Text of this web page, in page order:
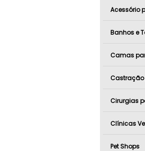
Acessório
Banhos e
Camas
Cirurgias
Clínicas
Pet Shops